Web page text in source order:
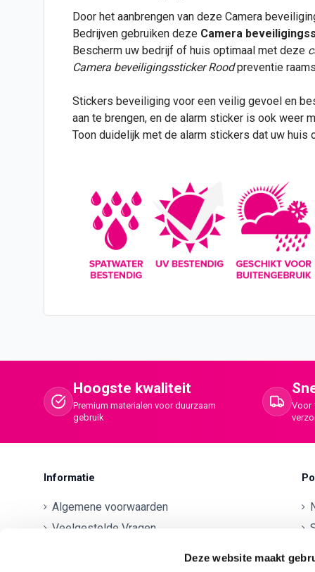
Deze website maakt
Door het aanbrengen van deze Camera
Bedrijven gebruiken deze Camera
Bescherm uw bedrijf of huis optimaal met deze
Camera beveiligingssticker Roodpreventie
Stickers beveiliging voor een veilig gevoel en
aan te brengen, en de alarm sticker is ook weer
Toon duidelijk met de alarm stickers dat uw
Hoogste kwaliteit
Premium materialen voor duurzaam
gebruik
Voor
Informatie
Algemene voorwaarden
Veelgestelde Vragen